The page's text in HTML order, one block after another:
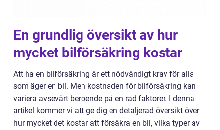
En grundlig översikt av hur
mycket bilförsäkring kostar
Att ha en bilförsäkring är ett nödvändigt krav för alla
som äger en bil. Men kostnaden för bilförsäkring kan
variera avsevärt beroende på en rad faktorer. I denna
artikel kommer vi att ge dig en detaljerad översikt över
hur mycket det kostar att försäkra en bil, vilka typer av